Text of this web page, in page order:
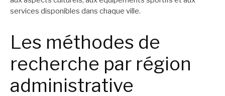
services disponibles dans chaque ville.
Les méthodes de
recherche par région
administrative